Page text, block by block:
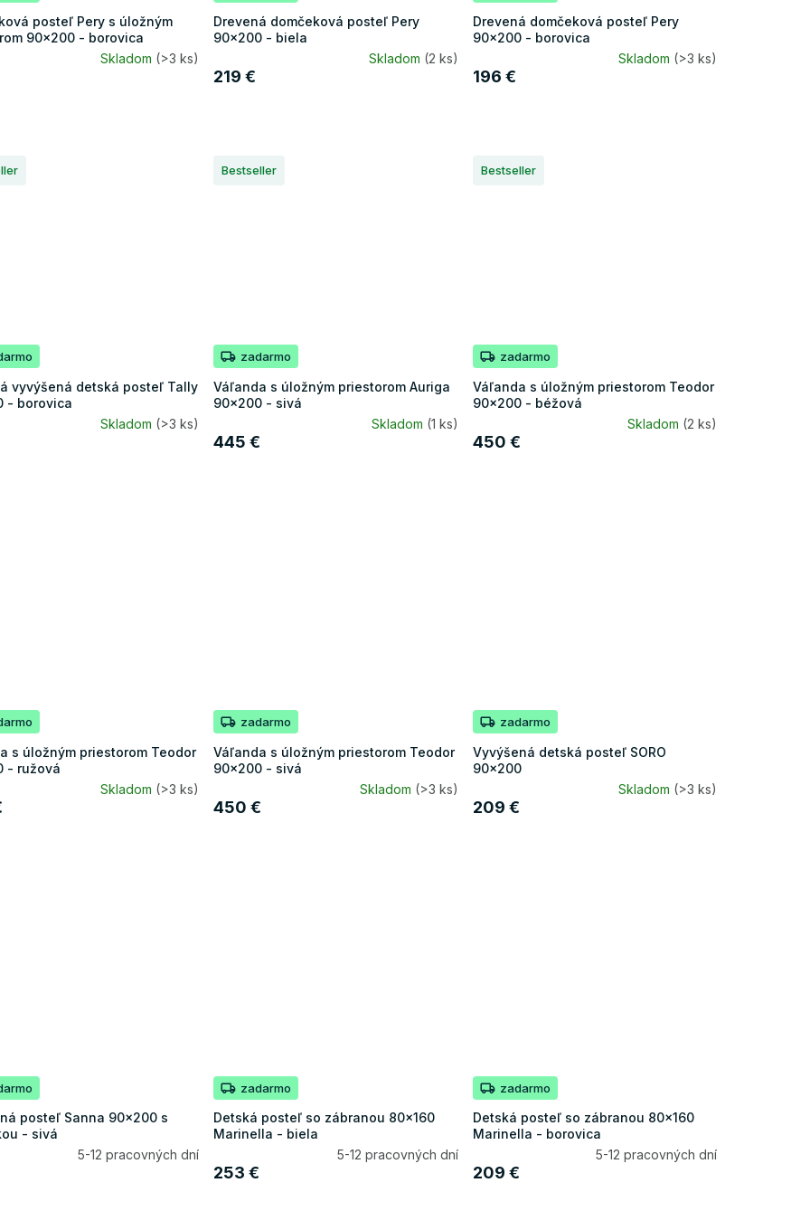
posteľ Pery s úložným
90x200 - borovica
Skladom (>3 ks)
Drevená domčeková posteľ Pery
90x200 - biela
Skladom (2 ks)
219 €
Drevená domčeková posteľ Pery
90x200 - borovica
Skladom (>3 ks)
196 €
vyvýšená detská posteľ Tally
- borovica
Skladom (>3 ks)
Bestseller
zadarmo
Váľanda s úložným priestorom Auriga
90x200 - sivá
Skladom (1 ks)
445 €
Bestseller
zadarmo
Váľanda s úložným priestorom Teodor
90x200 - béžová
Skladom (2 ks)
450 €
s úložným priestorom Teodor
- ružová
Skladom (>3 ks)
zadarmo
Váľanda s úložným priestorom Teodor
90x200 - sivá
Skladom (>3 ks)
450 €
zadarmo
Vyvýšená detská posteľ SORO
90x200
Skladom (>3 ks)
209 €
posteľ Sanna 90x200 s
- sivá
5-12 pracovných dní
zadarmo
Detská posteľ so zábranou 80x160
Marinella - biela
5-12 pracovných dní
253 €
zadarmo
Detská posteľ so zábranou 80x160
Marinella - borovica
5-12 pracovných dní
209 €